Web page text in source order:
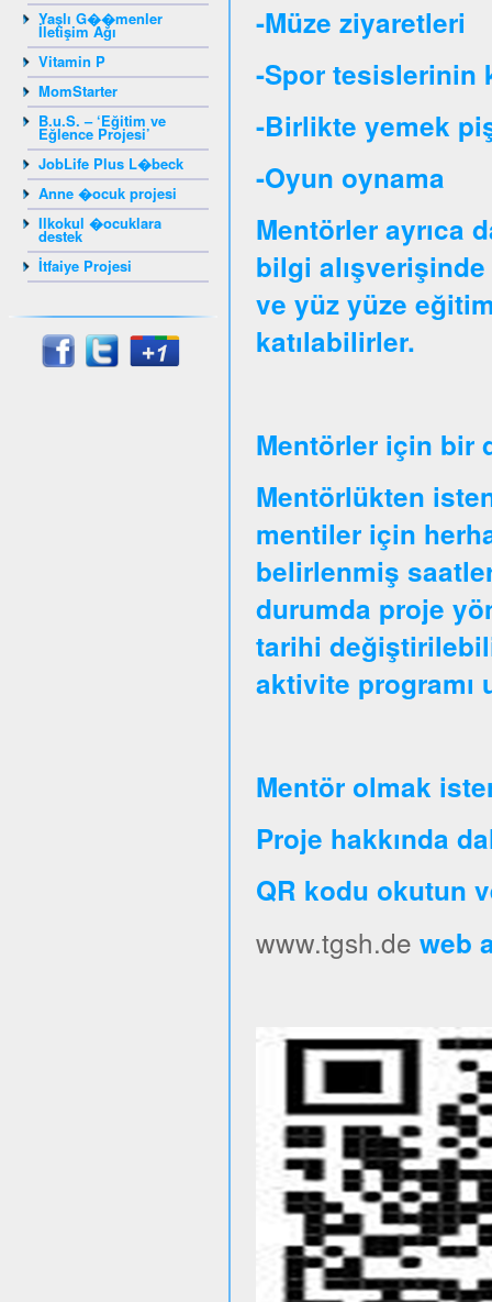
Yaşlı G��menler
İletişim Ağı
Vitamin P
MomStarter
B.u.S. – ‘Eğitim ve
Eğlence Projesi’
JobLife Plus L�beck
Anne �ocuk projesi
Ilkokul �ocuklara
destek
İtfaiye Projesi
-Müze ziyaretleri
-Spor tesislerinin
-Birlikte yemek
-Oyun oynama
Mentörler ayrıca
bilgi
ve yüz yüze
katılabilirler.
Mentörler için bir
Mentörlükten
mentiler için
belirlenmiş
durumda proje
tarihi
aktivite programı
Mentör olmak
Proje hakkında
QR kodu okutun
www.tgsh.de web